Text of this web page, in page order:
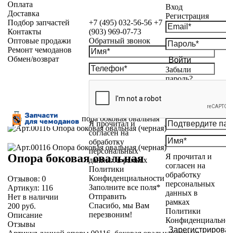
+7 (495) 032-56-56 +7
(903) 969-07-73
Обратный звонок
Я прочитал и
согласен на
обработку
персональных
данных в рамках
Политики
Конфиденциальности
Заполните все поля*
Отправить
Спасибо, мы Вам
перезвоним!
Вход
Регистрация
Войти
Забыли
пароль?
Я прочитал и
согласен на
обработку
персональных
данных в
рамках
Политики
Оплата
Доставка
Подбор запчастей
Контакты
Оптовые продажи
Ремонт чемоданов
Обмен/возврат
Каталог»Ножки»Опора боковая овальная
Опора боковая овальная
Отзывов: 0
Артикул: 116
Нет в наличии
200 руб.
Описание
Отзывы